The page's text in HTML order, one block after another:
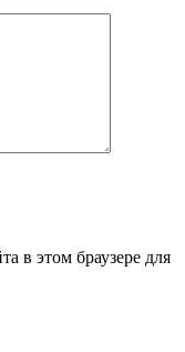
в этом браузере для